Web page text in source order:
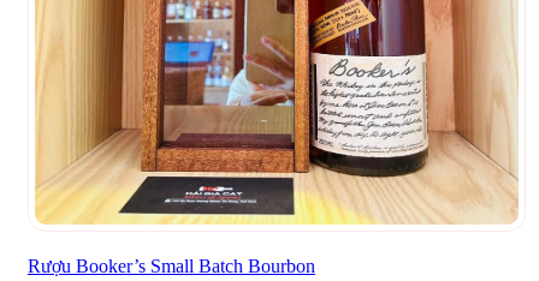
Rượu Booker’s Small Batch Bourbon